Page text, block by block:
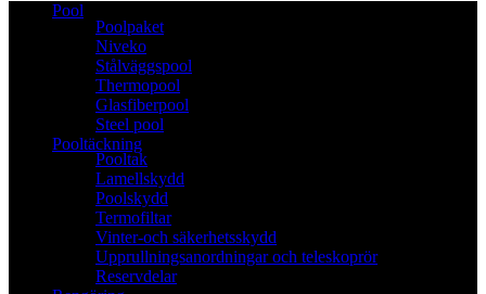
Pool
Poolpaket
Niveko
Stålväggspool
Thermopool
Glasfiberpool
Steel pool
Pooltäckning
Pooltak
Lamellskydd
Poolskydd
Termofiltar
Vinter-och säkerhetsskydd
Upprullningsanordningar och teleskoprör
Reservdelar